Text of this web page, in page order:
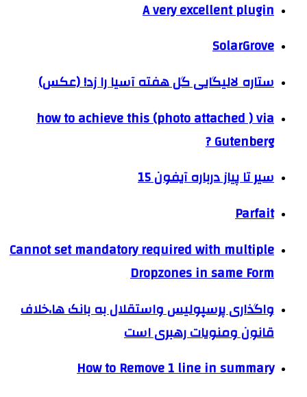
A very excellent plugin
SolarGrove
ستاره لالیگایی گل هفته آسیا را زد! (عکس)
how to achieve this (photo attached ) via
Gutenberg ?
سیر تا پیاز درباره آیفون 15
Parfait
Cannot set mandatory required with multiple
Dropzones in same Form
واگذاری پرسپولیس واستقلال به بانک ها،خلاف
قانون ومنویات رهبری است
How to Remove 1 line in summary